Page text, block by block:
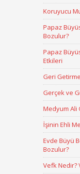
Koruyucu
Papaz
Bozulur?
Papaz
Etkileri
Geri
Gerçek ve
Medyum Ali
İşinin Ehli
Evde Büyü
Bozulur?
Vefk Nedir?